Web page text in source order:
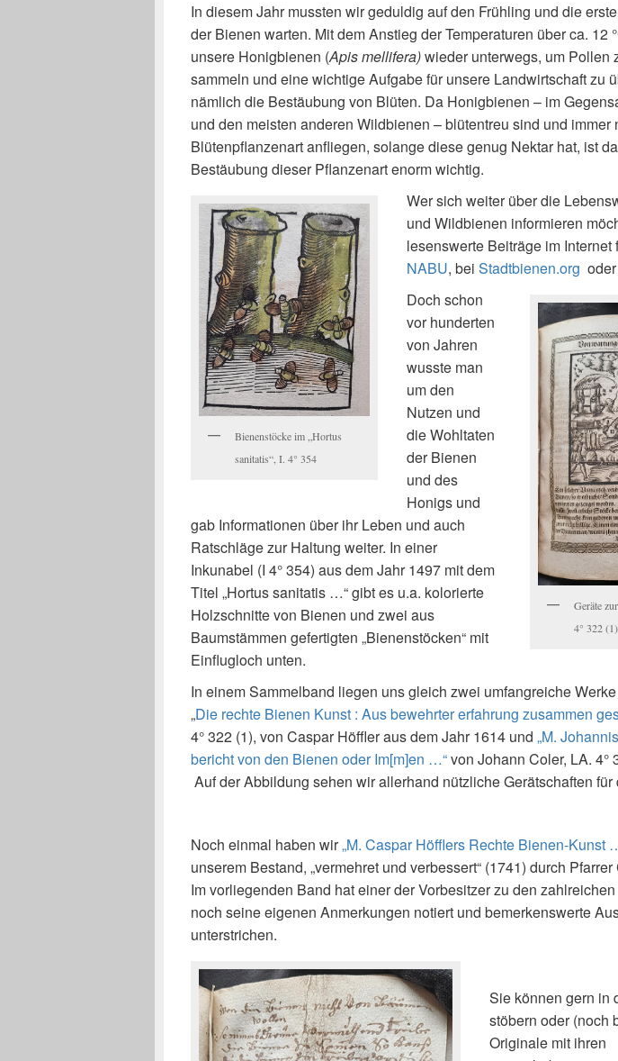
In diesem Jahr mussten wir geduldig auf den Frühling und die
der Bienen warten. Mit dem Anstieg der Temperaturen über ca. 12
unsere Honigbienen (Apis mellifera)wieder unterwegs, um Pollen
sammeln und eine wichtige Aufgabe für unsere Landwirtschaft zu
nämlich die Bestäubung von Blüten. Da Honigbienen – im
und den meisten anderen Wildbienen – blütentreu sind und immer
Blütenpflanzenart anfliegen, solange diese genug Nektar hat, ist
Bestäubung dieser Pflanzenart enorm wichtig.
Bienenstöcke im „Hortus
sanitatis“, I. 4° 354
Wer sich weiter über die
und Wildbienen informieren
lesenswerte Beiträge im Internet
NABU, bei Stadtbienen.org oder
Geräte
4° 322 (1)
Doch schon
vor hunderten
von Jahren
wusste man
um den
Nutzen und
die Wohltaten
der Bienen
und des
Honigs und
gab Informationen über ihr Leben und auch
Ratschläge zur Haltung weiter. In einer
Inkunabel (I 4° 354) aus dem Jahr 1497 mit dem
Titel „Hortus sanitatis …“ gibt es u.a. kolorierte
Holzschnitte von Bienen und zwei aus
Baumstämmen gefertigten „Bienenstöcken“ mit
Einflugloch unten.
In einem Sammelband liegen uns gleich zwei umfangreiche
„Die rechte Bienen Kunst : Aus bewehrter erfahrung zusammen
4° 322 (1), von Caspar Höffler aus dem Jahr 1614 und „M.
bericht von den Bienen oder Im[m]en …“von Johann Coler, LA. 4°
Auf der Abbildung sehen wir allerhand nützliche Gerätschaften für
Noch einmal haben wir„M. Caspar Höfflers Rechte Bienen-Kunst
unserem Bestand, „vermehret und verbessert“ (1741) durch
Im vorliegenden Band hat einer der Vorbesitzer zu den
noch seine eigenen Anmerkungen notiert und bemerkenswerte
unterstrichen.
Sie können gern in
stöbern oder (noch
Originale mit ihren